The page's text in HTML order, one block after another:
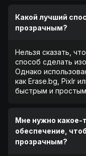
Какой лучший
прозрачным?
Нельзя сказать,
способ сделать
Однако
как Erase.bg, Pixlr
быстрым и
Мне нужно какое-
обеспечение,
прозрачным?